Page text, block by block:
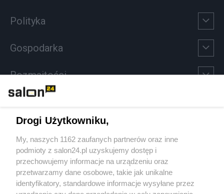
Polityka
Gospodarka
Rozmaitości
Sport
Społeczeństwo
Kultura
Drogi Użytkowniku,
My, naszych 1162 zaufanych partnerów oraz inne
podmioty z salon24.pl uzyskujemy dostęp i
przechowujemy informacje na urządzeniu oraz
przetwarzamy dane osobowe, takie jak unikalne
identyfikatory, standardowe informacje wysyłane przez